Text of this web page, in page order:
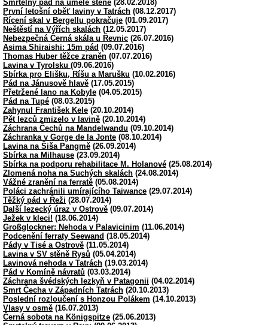
Smrtelný pád na umělé stěně (28.02.2018)
První letošní oběť laviny v Tatrách (08.12.2017)
Řícení skal v Bergellu pokračuje (01.09.2017)
Neštěstí na Výřích skalách (12.05.2017)
Nebezpečná Černá skála u Řevnic (26.07.2016)
Asima Shiraishi: 15m pád (09.07.2016)
Thomas Huber těžce zraněn (07.07.2016)
Lavina v Tyrolsku (09.06.2016)
Sbírka pro Elišku, Ríšu a Marušku (10.02.2016)
Pád na Jánusově hlavě (17.05.2015)
Přetržené lano na Kobyle (04.05.2015)
Pád na Tupé (08.03.2015)
Zahynul František Kele (20.10.2014)
Pět lezců zmizelo v lavině (20.10.2014)
Záchrana Čechů na Mandelwandu (09.10.2014)
Záchranka v Gorge de la Jonte (08.10.2014)
Lavina na Šiša Pangmě (26.09.2014)
Sbírka na Milhause (23.09.2014)
Sbírka na podporu rehabilitace M. Holanové (25.08.2014)
Zlomená noha na Suchých skalách (24.08.2014)
Vážné zranění na ferratě (05.08.2014)
Poláci zachránili umírajícího Taiwance (29.07.2014)
Těžký pád v Řeži (28.07.2014)
Další lezecký úraz v Ostrově (09.07.2014)
Ježek v kleci! (18.06.2014)
Großglockner: Nehoda v Palavicinim (11.06.2014)
Podcenění ferraty Seewand (18.05.2014)
Pády v Tisé a Ostrově (11.05.2014)
Lavina v SV stěně Rysů (05.04.2014)
Lavinová nehoda v Tatrách (19.03.2014)
Pád v Komíně návratů (03.03.2014)
Záchrana švédských lezkyň v Patagonii (04.02.2014)
Smrt Čecha v Západních Tatrách (20.10.2013)
Poslední rozloučení s Honzou Polákem (14.10.2013)
Vlasy v osmě (16.07.2013)
Černá sobota na Königspitze (25.06.2013)